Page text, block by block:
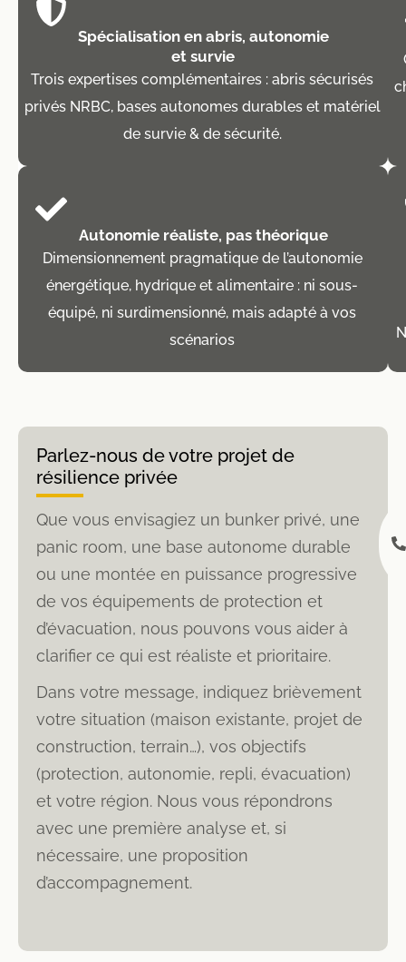
Spécialisation en abris, autonomie
et survie
Trois expertises complémentaires : abris sécurisés
privés NRBC, bases autonomes durables et matériel
de survie & de sécurité.
Autonomie réaliste, pas théorique
Dimensionnement pragmatique de l’autonomie
énergétique, hydrique et alimentaire : ni sous-
équipé, ni surdimensionné, mais adapté à vos
scénarios
Parlez-nous de votre projet de
résilience privée
Que vous envisagiez un bunker privé, une
panic room, une base autonome durable
ou une montée en puissance progressive
de vos équipements de protection et
d’évacuation, nous pouvons vous aider à
clarifier ce qui est réaliste et prioritaire.
Dans votre message, indiquez brièvement
votre situation (maison existante, projet de
construction, terrain…), vos objectifs
(protection, autonomie, repli, évacuation)
et votre région. Nous vous répondrons
avec une première analyse et, si
nécessaire, une proposition
d’accompagnement.